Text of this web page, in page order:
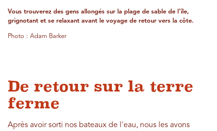
Vous trouverez des gens allongés sur la plage de sable de l'île,
grignotant et se relaxant avant le voyage de retour vers la côte.
Photo : Adam Barker
De retour sur la terre
ferme
Après avoir sorti nos bateaux de l'eau, nous les avons